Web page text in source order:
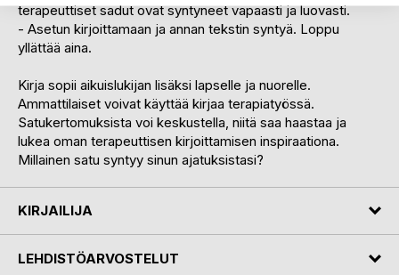
terapeuttiset sadut ovat syntyneet vapaasti ja luovasti.
- Asetun kirjoittamaan ja annan tekstin syntyä. Loppu
yllättää aina.
Kirja sopii aikuislukijan lisäksi lapselle ja nuorelle.
Ammattilaiset voivat käyttää kirjaa terapiatyössä.
Satukertomuksista voi keskustella, niitä saa haastaa ja
lukea oman terapeuttisen kirjoittamisen inspiraationa.
Millainen satu syntyy sinun ajatuksistasi?
KIRJAILIJA
LEHDISTÖARVOSTELUT